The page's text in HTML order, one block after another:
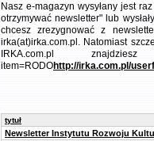
Nasz e-magazyn wysyłany jest
otrzymywać newsletter" lub
chcesz zrezygnować z
irka(at)irka.com.pl. Natomiast
IRKA.com.pl
item=RODOhttp://irka.com.pl/
tytuł
Newsletter Instytutu Rozwoju